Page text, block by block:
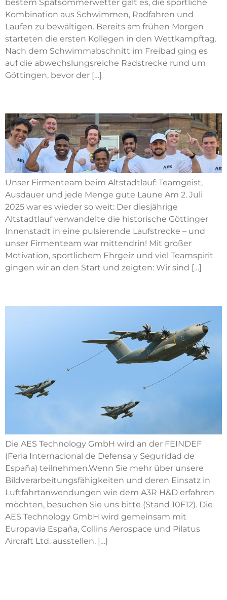
bestem Spätsommerwetter galt es, die sportliche
Kombination aus Schwimmen, Radfahren und
Laufen zu bewältigen. Bereits am frühen Morgen
starteten die ersten Kollegen in den Wettkampftag.
Nach dem Schwimmabschnitt im Freibad ging es
auf die abwechslungsreiche Radstrecke rund um
Göttingen, bevor der […]
Unser Firmenteam beim Altstadtlauf: Teamgeist,
Ausdauer und jede Menge gute Laune Am 2. Juli
2025 war es wieder so weit: Der diesjährige
Altstadtlauf verwandelte die historische Göttinger
Innenstadt in eine pulsierende Laufstrecke – und
unser Firmenteam war mittendrin! Mit großer
Motivation, sportlichem Ehrgeiz und viel Teamspirit
gingen wir an den Start und zeigten: Wir sind […]
Die AES Technology GmbH wird an der FEINDEF
(Feria Internacional de Defensa y Seguridad de
España) teilnehmen.Wenn Sie mehr über unsere
Bildverarbeitungsfähigkeiten und deren Einsatz in
Luftfahrtanwendungen wie dem A3R H&D erfahren
möchten, besuchen Sie uns bitte (Stand 10F12). Die
AES Technology GmbH wird gemeinsam mit
Europavia España, Collins Aerospace und Pilatus
Aircraft Ltd. ausstellen. […]